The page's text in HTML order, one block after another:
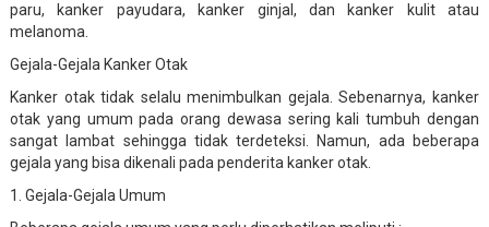
paru, kanker payudara, kanker ginjal, dan kanker kulit atau
melanoma.
Gejala-Gejala Kanker Otak
Kanker otak tidak selalu menimbulkan gejala. Sebenarnya, kanker
otak yang umum pada orang dewasa sering kali tumbuh dengan
sangat lambat sehingga tidak terdeteksi. Namun, ada beberapa
gejala yang bisa dikenali pada penderita kanker otak.
1. Gejala-Gejala Umum